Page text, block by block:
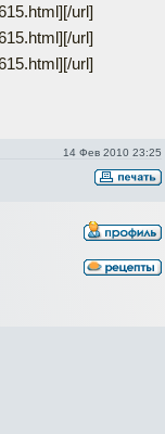
[/url]
[/url]
[/url]
14 Фев 2010 23:25